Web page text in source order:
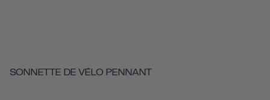
SONNETTE DE VÉLO PENNANT